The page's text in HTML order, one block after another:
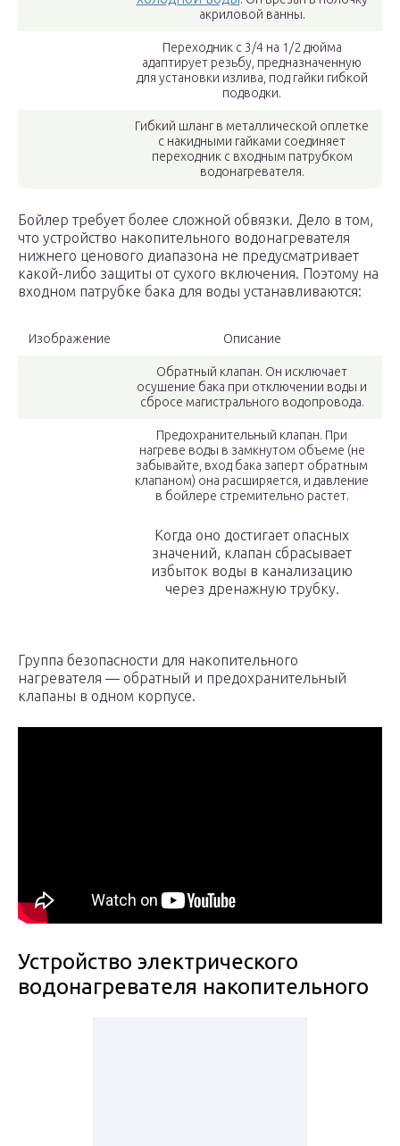
акриловой ванны.
Переходник с 3/4 на 1/2 дюйма
адаптирует резьбу, предназначенную
для установки излива, под гайки гибкой
подводки.
Гибкий шланг в металлической оплетке
с накидными гайками соединяет
переходник с входным патрубком
водонагревателя.
Бойлер требует более сложной обвязки. Дело в том,
что устройство накопительного водонагревателя
нижнего ценового диапазона не предусматривает
какой-либо защиты от сухого включения. Поэтому на
входном патрубке бака для воды устанавливаются:
Изображение Описание
Обратный клапан. Он исключает
осушение бака при отключении воды и
сбросе магистрального водопровода.
Предохранительный клапан. При
нагреве воды в замкнутом объеме (не
забывайте, вход бака заперт обратным
клапаном) она расширяется, и давление
в бойлере стремительно растет.
Когда оно достигает опасных
значений, клапан сбрасывает
избыток воды в канализацию
через дренажную трубку.
Группа безопасности для накопительного
нагревателя — обратный и предохранительный
клапаны в одном корпусе.
Устройство электрического
водонагревателя накопительного